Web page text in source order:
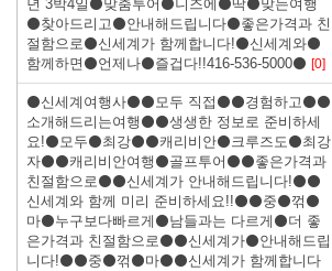
년 3박4일⚫맞춤투어⚫니즈에⚫딱⚫맞는여행
⚫찾아드리고⚫안내해드립니다⚫좋은가격과 친
절함으로⚫신세계가 함께합니다!⚫신세계와⚫
함께하면⚫언제나⚫즐겁다!!416-536-5000⚫ [0]
⚫신세계여행사⚫⚫모두 직접⚫⚫경험하고⚫⚫
소개해드리는여행⚫⚫생생한 정보로 준비하세
요!⚫모두⚫최강⚫⚫캐리비안⚫크루즈도⚫최강
자⚫⚫캐리비안여행⚫골프투어⚫⚫좋은가격과
친절함으로⚫⚫신세계가 안내해드립니다!⚫⚫
신세계와 함께 미리 준비하세요!!⚫⚫중⚫꺾⚫
마⚫누구보다빠르게⚫남들과는 다르게⚫더 좋
은가격과 친절함으로⚫⚫신세계가⚫안내해드립
니다!⚫⚫중⚫꺾⚫마⚫⚫신세계가 함께합니다